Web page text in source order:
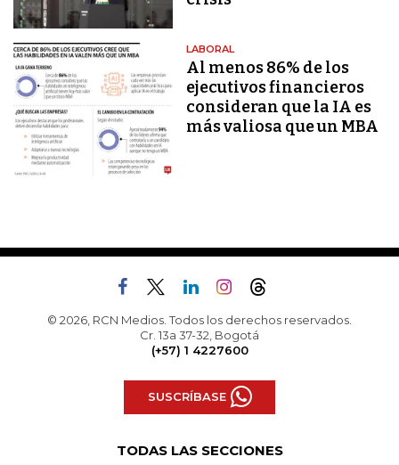
LABORAL
Al menos 86% de los
ejecutivos financieros
consideran que la IA es
más valiosa que un MBA
© 2026, RCN Medios. Todos los derechos reservados.
Cr. 13a 37-32, Bogotá
(+57) 1 4227600
SUSCRÍBASE
TODAS LAS SECCIONES